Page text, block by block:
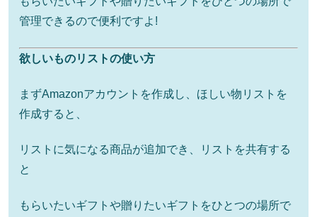
管理できるので便利ですよ!
欲しいものリストの使い方
まずAmazonアカウントを作成し、ほしい物リストを
作成すると、
リストに気になる商品が追加でき、リストを共有する
と
もらいたいギフトや贈りたいギフトをひとつの場所で